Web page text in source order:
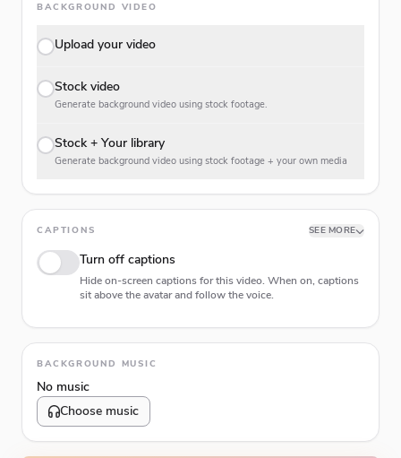
BACKGROUND VIDEO
Upload your video
Stock video
Generate background video using stock footage.
Stock + Your library
Generate background video using stock footage + your own media
CAPTIONS SEE MORE
Turn off captions
Hide on-screen captions for this video. When on, captions
sit above the avatar and follow the voice.
Animation type
BACKGROUND MUSIC
No music
Choose music